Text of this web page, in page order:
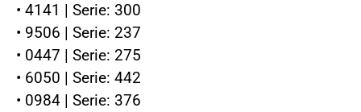
• 4141 | Serie: 300
• 9506 | Serie: 237
• 0447 | Serie: 275
• 6050 | Serie: 442
• 0984 | Serie: 376